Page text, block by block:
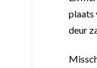
plaats
deur